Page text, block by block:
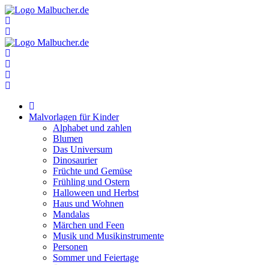
Zum
Inhalt
springen
Malvorlagen für Kinder
Alphabet und zahlen
Blumen
Das Universum
Dinosaurier
Früchte und Gemüse
Frühling und Ostern
Halloween und Herbst
Haus und Wohnen
Mandalas
Märchen und Feen
Musik und Musikinstrumente
Personen
Sommer und Feiertage